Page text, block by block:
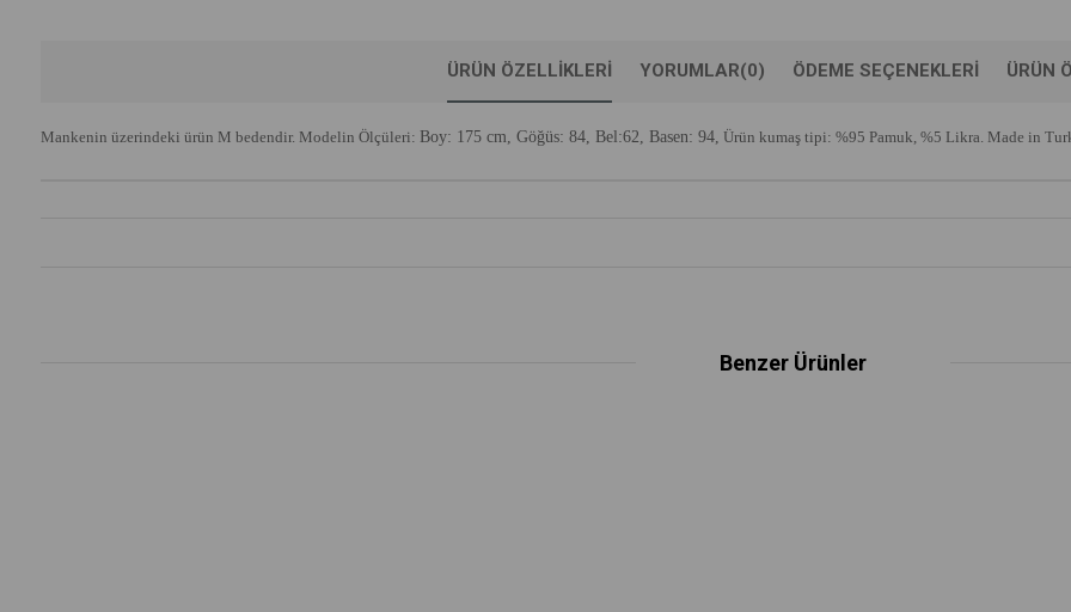
ÜRÜN ÖZELLIKLERI YORUMLAR(0) ÖDEME SEÇENEKLERI ÜRÜN
Mankenin üzerindeki ürün M bedendir. Modelin Ölçüleri: Boy: 175 cm, Göğüs: 84, Bel:62, Basen: 94, Ürün kumaş tipi: %95 Pamuk, %5 Likra. Made in
Benzer Ürünler